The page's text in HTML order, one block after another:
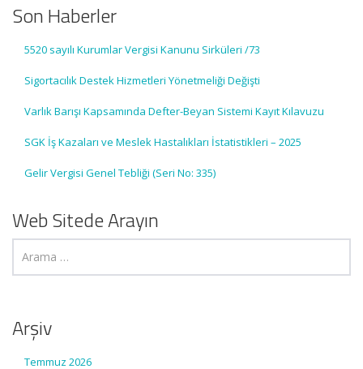
Son Haberler
5520 sayılı Kurumlar Vergisi Kanunu Sirküleri /73
Sigortacılık Destek Hizmetleri Yönetmeliği Değişti
Varlık Barışı Kapsamında Defter-Beyan Sistemi Kayıt Kılavuzu
SGK İş Kazaları ve Meslek Hastalıkları İstatistikleri – 2025
Gelir Vergisi Genel Tebliği (Seri No: 335)
Web Sitede Arayın
Arşiv
Temmuz 2026